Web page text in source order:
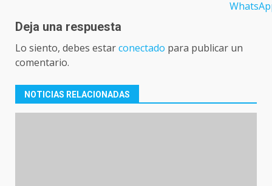
Deja una respuesta
Lo siento, debes estarconectado para publicar un
comentario.
NOTICIAS RELACIONADAS